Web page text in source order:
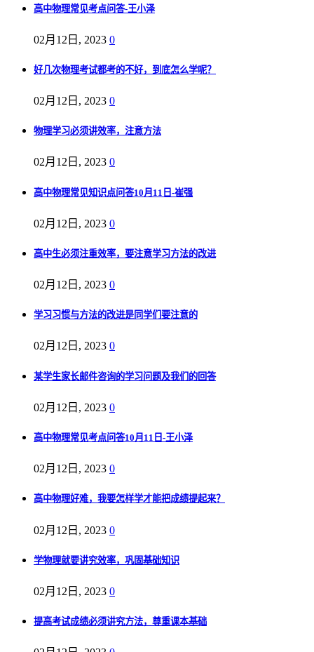
高中物理常见考点问答-王小泽
02月12日, 2023 0
好几次物理考试都考的不好，到底怎么学呢？
02月12日, 2023 0
物理学习必须讲效率，注意方法
02月12日, 2023 0
高中物理常见知识点问答10月11日-崔强
02月12日, 2023 0
高中生必须注重效率，要注意学习方法的改进
02月12日, 2023 0
学习习惯与方法的改进是同学们要注意的
02月12日, 2023 0
某学生家长邮件咨询的学习问题及我们的回答
02月12日, 2023 0
高中物理常见考点问答10月11日-王小泽
02月12日, 2023 0
高中物理好难，我要怎样学才能把成绩提起来？
02月12日, 2023 0
学物理就要讲究效率，巩固基础知识
02月12日, 2023 0
提高考试成绩必须讲究方法，尊重课本基础